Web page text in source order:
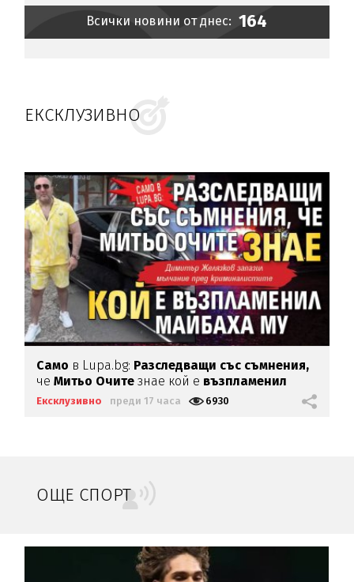
Всички новини от днес: 164
ЕКСКЛУЗИВНО
Само в Lupa.bg: Разследващи със съмнения,
чеМитьо Очите знае кой е възпламенил
Майбаха му
Ексклузивно преди 17 часа 6930
ОЩЕ СПОРТ